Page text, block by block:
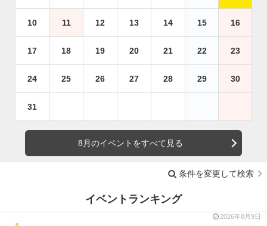
10 11 12 13 14 15 16
17 18 19 20 21 22 23
24 25 26 27 28 29 30
31
8月のイベントをすべて見る
条件を変更して検索
イベントランキング
2026年8月9日